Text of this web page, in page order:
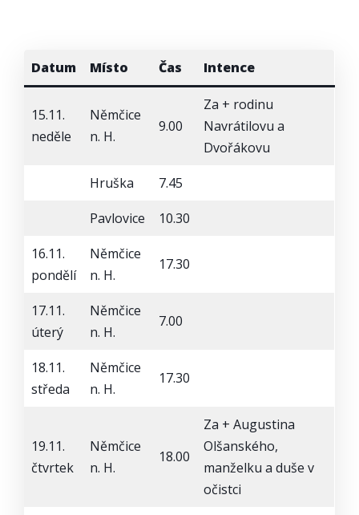
Datum Místo Čas Intence
15.11.
neděle
Němčice
n. H.
9.00
Za + rodinu
Navrátilovu a
Dvořákovu
Hruška
7.45
Pavlovice
10.30
16.11.
pondělí
Němčice
n. H.
17.30
17.11.
úterý
Němčice
n. H.
7.00
18.11.
středa
Němčice
n. H.
17.30
19.11.
čtvrtek
Němčice
n. H.
18.00
Za + Augustina
Olšanského,
manželku a duše v
očistci